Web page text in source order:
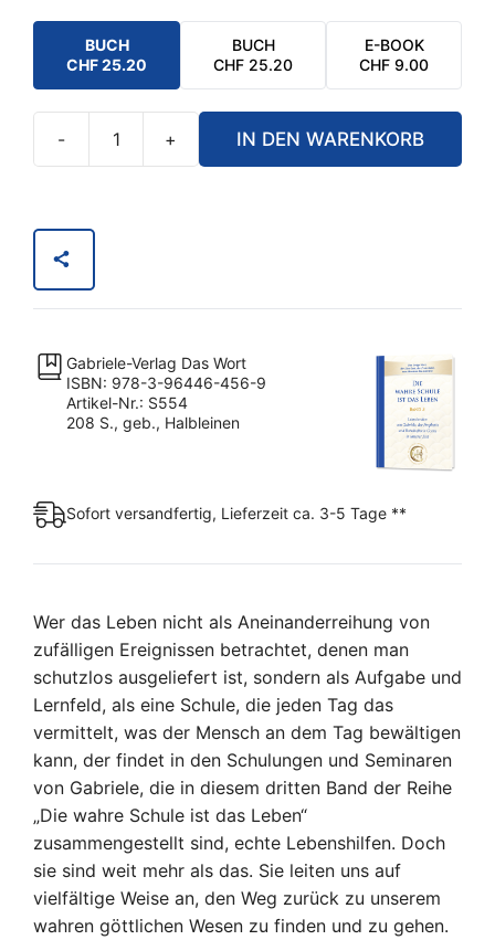
BUCH
CHF25.20
BUCH
CHF 25.20
E-BOOK
CHF 9.00
-
-
3
+ IN DEN WARENKORB
Gabriele-Verlag Das Wort
ISBN: 978-3-96446-456-9
Artikel-Nr.: S554
208 S., geb., Halbleinen
Sofort versandfertig, Lieferzeit ca. 3-5 Tage **
Wer das Leben nicht als Aneinanderreihung von
zufälligen Ereignissen betrachtet, denen man
schutzlos ausgeliefert ist, sondern als Aufgabe und
Lernfeld, als eine Schule, die jeden Tag das
vermittelt, was der Mensch an dem Tag bewältigen
kann, der findet in den Schulungen und Seminaren
von Gabriele, die in diesem dritten Band der Reihe
„Die wahre Schule ist das Leben“
zusammengestellt sind, echte Lebenshilfen. Doch
sie sind weit mehr als das. Sie leiten uns auf
vielfältige Weise an, den Weg zurück zu unserem
wahren göttlichen Wesen zu finden und zu gehen.